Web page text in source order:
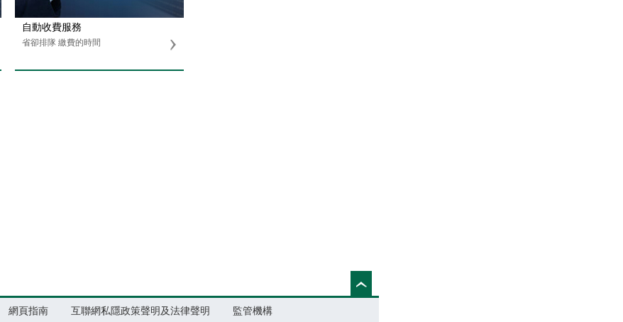
自動收費服務
省卻排隊 繳費的時間
網頁指南 互聯網私隱政策聲明及法律聲明 監管機構